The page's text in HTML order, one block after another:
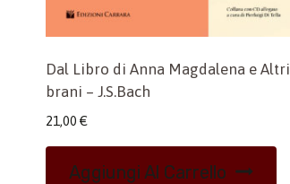
Dal Libro di Anna Magdalena e Altri
brani – J.S.Bach
21,00 €
Aggiungi Al Carrello